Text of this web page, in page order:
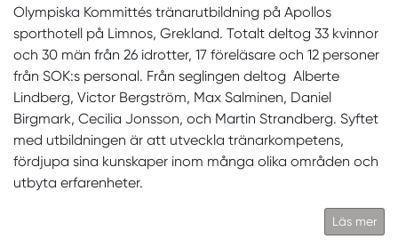
Olympiska Kommittés tränarutbildning på Apollos
sporthotell på Limnos, Grekland. Totalt deltog 33 kvinnor
och 30 män från 26 idrotter, 17 föreläsare och 12 personer
från SOK:s personal. Från seglingen deltog Alberte
Lindberg, Victor Bergström, Max Salminen, Daniel
Birgmark, Cecilia Jonsson, och Martin Strandberg. Syftet
med utbildningen är att utveckla tränarkompetens,
fördjupa sina kunskaper inom många olika områden och
utbyta erfarenheter.
Läs mer